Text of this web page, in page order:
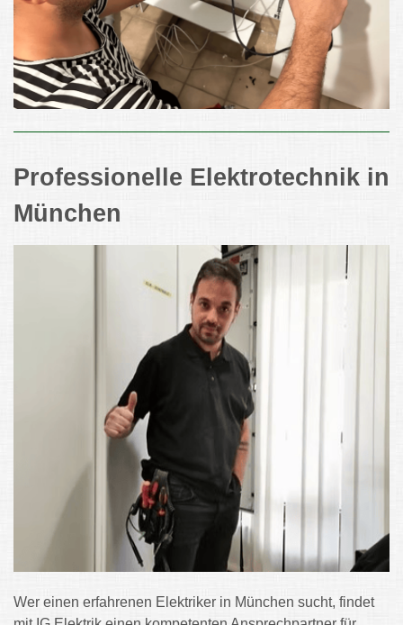
Professionelle Elektrotechnik in
München
Wer einen erfahrenen Elektriker in München sucht, findet